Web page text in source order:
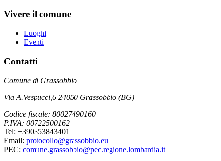
Vivere il comune
Luoghi
Eventi
Contatti
Comune di Grassobbio
Via A.Vespucci,6 24050 Grassobbio (BG)
Codice fiscale: 80027490160
P.IVA: 00722500162
Tel: +390353843401
Email: protocollo@grassobbio.eu
PEC: comune.grassobbio@pec.regione.lombardia.it